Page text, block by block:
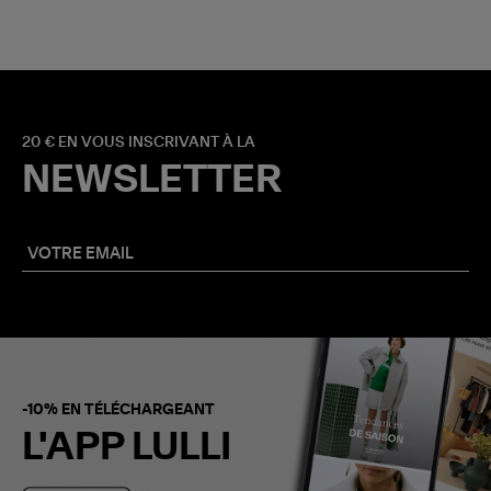
20 € EN VOUS INSCRIVANT À LA
NEWSLETTER
-10% EN TÉLÉCHARGEANT
L'APP LULLI